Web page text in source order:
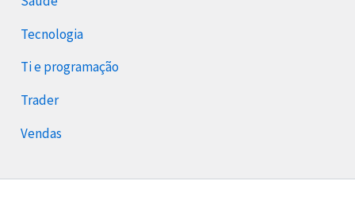
Tecnologia
Ti e programação
Trader
Vendas